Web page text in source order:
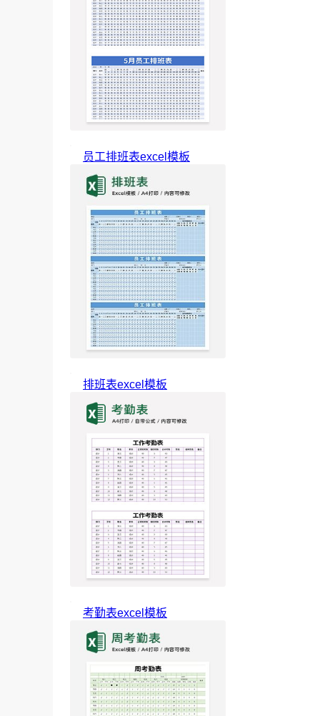
员工排班表excel模板
排班表excel模板
考勤表excel模板